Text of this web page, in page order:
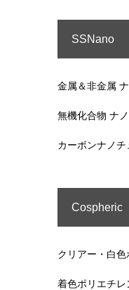
SSNano
金属＆非金属
無機化合物 ナ
カーボンナノチ
Cospheric
クリアー・白
着色ポリエチレ